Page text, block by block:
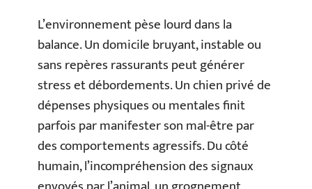
L’environnement pèse lourd dans la
balance. Un domicile bruyant, instable ou
sans repères rassurants peut générer
stress et débordements. Un chien privé de
dépenses physiques ou mentales finit
parfois par manifester son mal-être par
des comportements agressifs. Du côté
humain, l’incompréhension des signaux